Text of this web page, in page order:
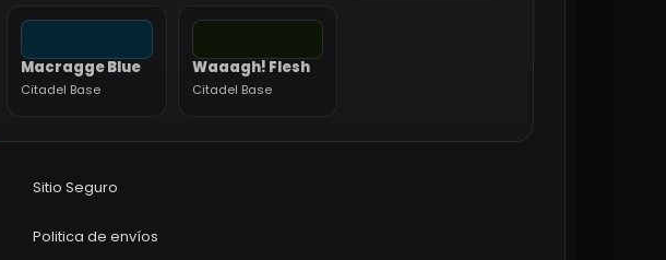
Macragge Blue
Citadel Base
Waaagh! Flesh
Citadel Base
Sitio Seguro
Politica de envíos